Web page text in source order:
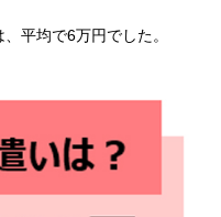
平均で6万円でした。